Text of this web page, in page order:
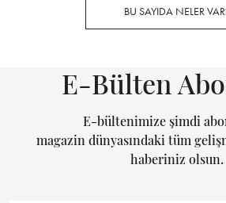
BU SAYIDA NELER
E-Bülten
E-bültenimize şimdi
magazin dünyasındaki tüm
haberiniz olsun.